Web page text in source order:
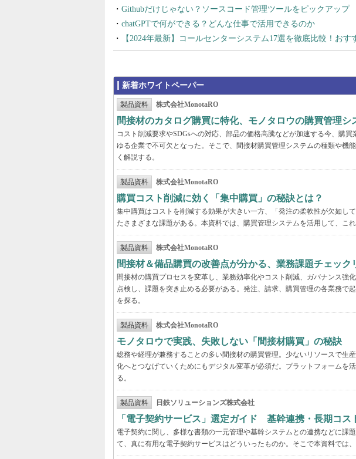
Githubだけじゃない？ソースコード管理ツールをピックアップ
chatGPTで何ができる？どんな仕事で活用できるのか
【2024年最新】コールセンターシステム17選を徹底比較！お
新着ホワイトペーパー
製品資料 株式会社MonotaRO
間接材のカタログ購買に特化、モノタロウの購買管理シ
コスト削減要求やSDGsへの対応、部品の価格高騰などが加速する今、購
ゆる企業で不可欠となった。そこで、間接材購買管理システムの種類や機
く解説する。
製品資料 株式会社MonotaRO
購買コスト削減に効く「集中購買」の秘訣とは？
集中購買はコストを削減する効果が大きい一方、「発注の柔軟性が欠如し
たさまざまな課題がある。本資料では、購買管理システムを活用して、こ
製品資料 株式会社MonotaRO
間接材＆備品購買の改善点が分かる、業務課題チェック
間接材の購買プロセスを変革し、業務効率化やコスト削減、ガバナンス強
点検し、課題を突き止める必要がある。発注、請求、購買管理の各業務で
を探る。
製品資料 株式会社MonotaRO
モノタロウで実践、失敗しない「間接材購買」の秘訣
総務や経理が兼務することの多い間接材の購買管理。少ないリソースで生
化へとつなげていくためにもデジタル変革が必須だ。プラットフォームを
る。
製品資料 日鉄ソリューションズ株式会社
「電子契約サービス」選定ガイド 基幹連携・長期コス
電子契約に関し、多様な書類の一元管理や基幹システムとの連携などに課
て、真に有用な電子契約サービスはどういったものか。そこで本資料では